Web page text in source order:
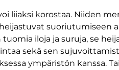
liiaksi korostaa. Niiden
suoriutumiseen
iloja ja suruja, se
sekä sen
ympäristön kanssa.